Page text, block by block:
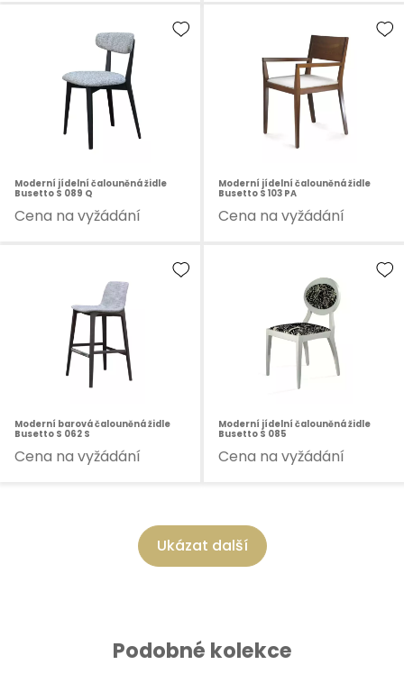
Moderní jídelní čalouněná židle
Busetto S 089 Q
Cena na vyžádání
Moderní jídelní čalouněná židle
Busetto S 103 PA
Cena na vyžádání
Moderní barová čalouněná židle
Busetto S 062 S
Cena na vyžádání
Moderní jídelní čalouněná židle
Busetto S 085
Cena na vyžádání
Ukázat další
Podobné kolekce